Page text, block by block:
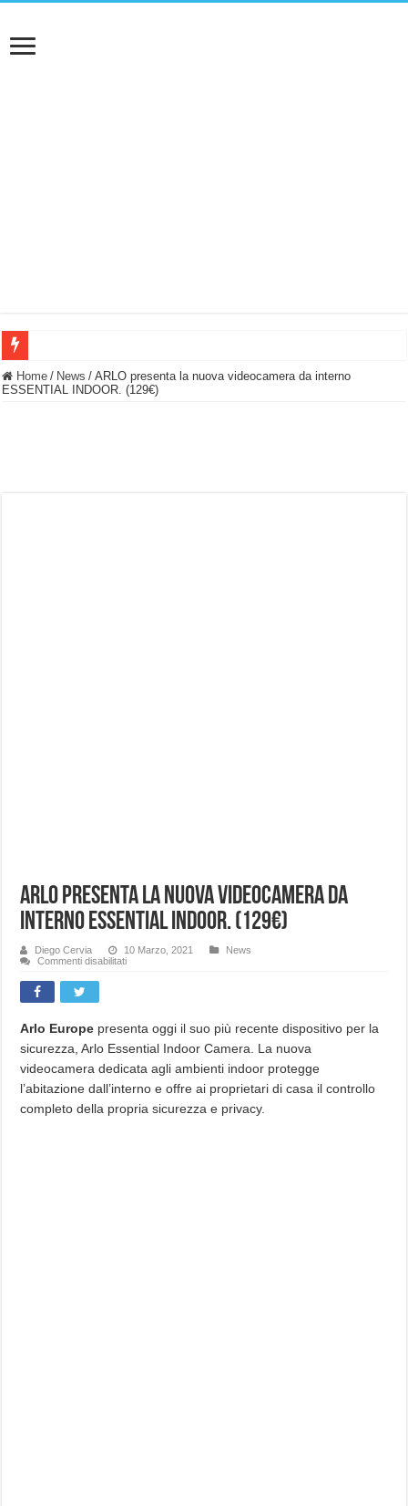
BASTA FATICARE! Questo robot tagliaerba lo appoggi e fa tutto lui! (Senza
Home / News / ARLO presenta la nuova videocamera da interno
ESSENTIAL INDOOR. (129€)
ARLO presenta la nuova videocamera da
interno ESSENTIAL INDOOR. (129€)
Diego Cervia 10 Marzo, 2021
News
Commenti disabilitatisu
da
interno
ESSENTIAL
(129€)
Arlo Europe presenta oggi il suo più recente dispositivo per la
sicurezza, Arlo Essential Indoor Camera. La nuova
videocamera dedicata agli ambienti indoor protegge
l’abitazione dall’interno e offre ai proprietari di casa il controllo
completo della propria sicurezza e privacy.